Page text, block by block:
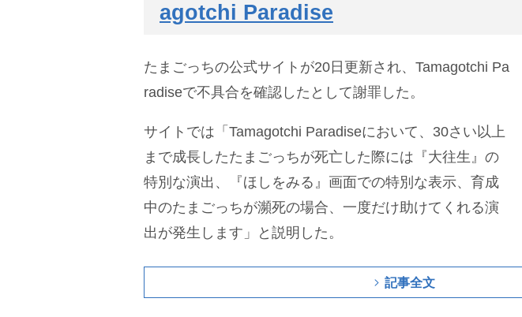
agotchi Paradise
たまごっちの公式サイトが20日更新され、Tamagotchi Pa
radiseで不具合を確認したとして謝罪した。
サイトでは「Tamagotchi Paradiseにおいて、30さい以上
まで成長したたまごっちが死亡した際には『大往生』の
特別な演出、『ほしをみる』画面での特別な表示、育成
中のたまごっちが瀕死の場合、一度だけ助けてくれる演
出が発生します」と説明した。
記事全文